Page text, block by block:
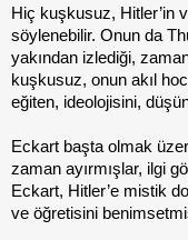
Hiç kuşkusuz, Hitler’in
söylenebilir. Onun da
yakından izlediği,
kuşkusuz, onun akıl
eğiten, ideolojisini,
Eckart başta olmak
zaman ayırmışlar, ilgi
Eckart, Hitler’e mistik
ve öğretisini